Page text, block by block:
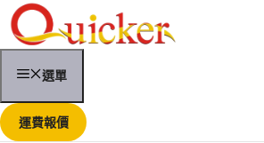
跳
至
內
選單
運費報價